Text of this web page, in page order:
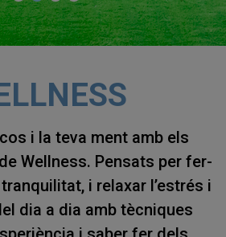
i la teva ment amb els
Wellness. Pensats per fer-
i relaxar l’estrés i
dia a dia amb tècniques